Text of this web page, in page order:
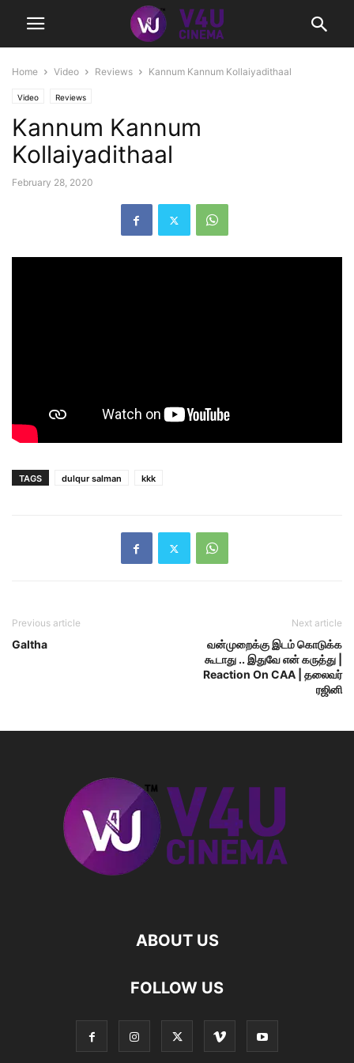
Home Video Reviews Kannum Kannum Kollaiyadithaal
Video Reviews
Kannum Kannum
Kollaiyadithaal
February 28, 2020
TAGS dulqur salman kkk
Previous article
Galtha
Next article
வன்முறைக்கு இடம் கொடுக்க
கூடாது .. இதுவே என் கருத்து |
Reaction On CAA | தலைவர்
ரஜினி
ABOUT US
FOLLOW US